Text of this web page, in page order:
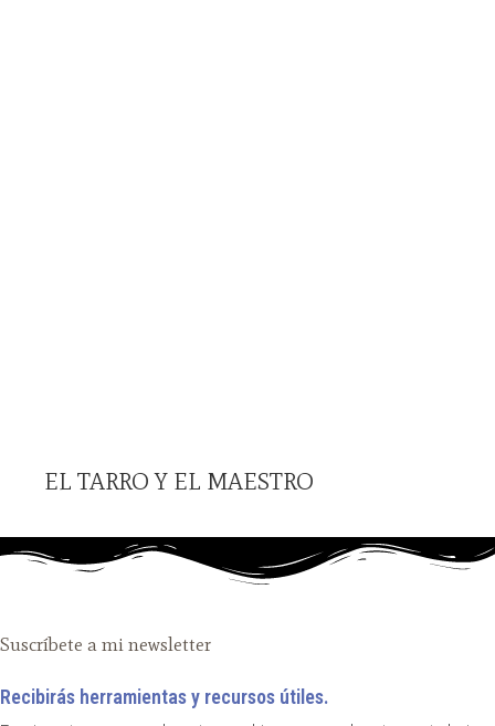
EL TARRO Y EL MAESTRO
Suscríbete a mi newsletter
Recibirás herramientas y recursos útiles.